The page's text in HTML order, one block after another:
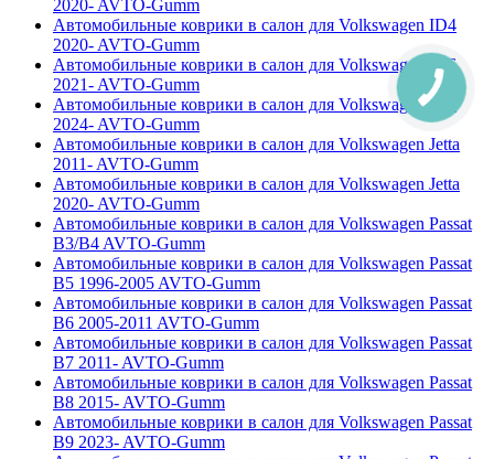
2020- AVTO-Gumm
Автомобильные коврики в салон для Volkswagen ID4
2020- AVTO-Gumm
Автомобильные коврики в салон для Volkswagen ID6
2021- AVTO-Gumm
Автомобильные коврики в салон для Volkswagen ID7
2024- AVTO-Gumm
Автомобильные коврики в салон для Volkswagen Jetta
2011- AVTO-Gumm
Автомобильные коврики в салон для Volkswagen Jetta
2020- AVTO-Gumm
Автомобильные коврики в салон для Volkswagen Passat
B3/B4 AVTO-Gumm
Автомобильные коврики в салон для Volkswagen Passat
B5 1996-2005 AVTO-Gumm
Автомобильные коврики в салон для Volkswagen Passat
B6 2005-2011 AVTO-Gumm
Автомобильные коврики в салон для Volkswagen Passat
B7 2011- AVTO-Gumm
Автомобильные коврики в салон для Volkswagen Passat
B8 2015- AVTO-Gumm
Автомобильные коврики в салон для Volkswagen Passat
B9 2023- AVTO-Gumm